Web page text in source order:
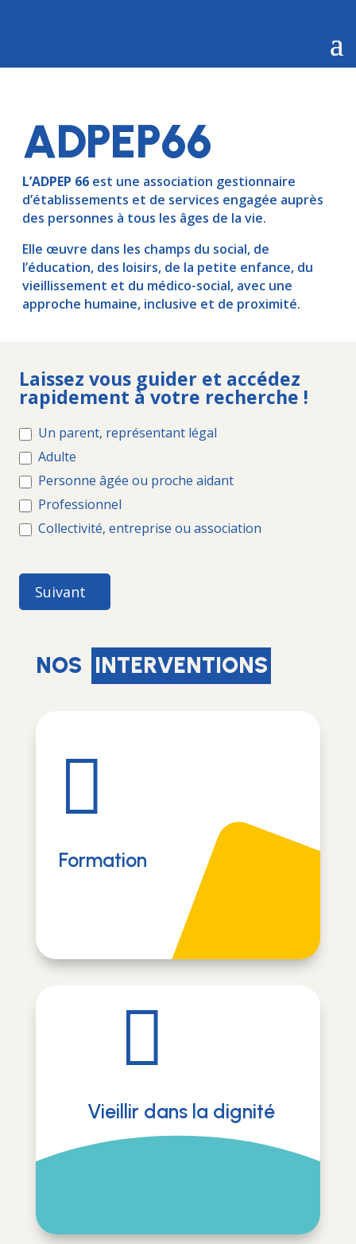
ADPEP66
L’ADPEP 66 est une association gestionnaire
d’établissements et de services engagée auprès
des personnes à tous les âges de la vie.
Elle œuvre dans les champs du social, de
l’éducation, des loisirs, de la petite enfance, du
vieillissement et du médico-social, avec une
approche humaine, inclusive et de proximité.
ACCUEIL
ADPEP
Laissez vous guider et accédez
rapidement à votre recherche !
Un parent, représentant légal
Adulte
Personne âgée ou proche aidant
Professionnel
Collectivité, entreprise ou association
Suivant
NOS INTERVENTIONS

Formation

Vieillir dans la dignité